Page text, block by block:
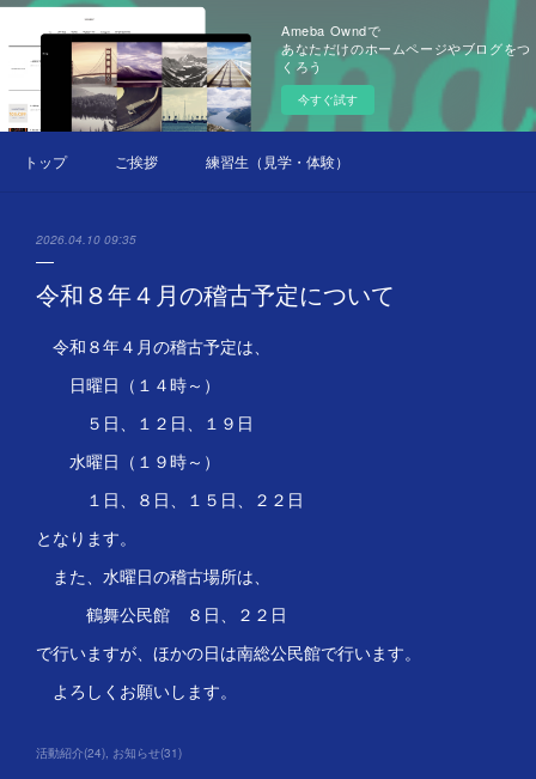
Ameba Owndで
あなただけのホームページやブログをつ
くろう
今すぐ試す
トップ ご挨拶 練習生（見学・体験）募集中
2026.04.10 09:35
令和８年４月の稽古予定について
令和８年４月の稽古予定は、
日曜日（１４時～）
５日、１２日、１９日
水曜日（１９時～）
１日、８日、１５日、２２日
となります。
また、水曜日の稽古場所は、
鶴舞公民館 ８日、２２日
で行いますが、ほかの日は南総公民館で行います。
よろしくお願いします。
活動紹介(24) お知らせ(31)